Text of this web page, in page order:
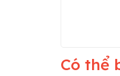
Có thể